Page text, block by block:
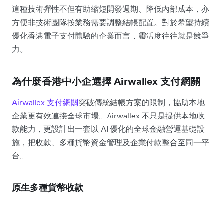
這種技術彈性不但有助縮短開發週期、降低內部成本，亦
方便非技術團隊按業務需要調整結帳配置。對於希望持續
優化香港電子支付體驗的企業而言，靈活度往往就是競爭
力。
為什麼香港中小企選擇 Airwallex 支付網關
Airwallex 支付網關突破傳統結帳方案的限制，協助本地
企業更有效連接全球市場。Airwallex 不只是提供本地收
款能力，更設計出一套以 AI 優化的全球金融營運基礎設
施，把收款、多種貨幣資金管理及企業付款整合至同一平
台。
原生多種貨幣收款